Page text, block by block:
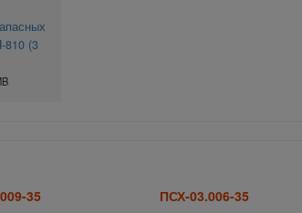
810 (3
35 ПСХ-03.006-35